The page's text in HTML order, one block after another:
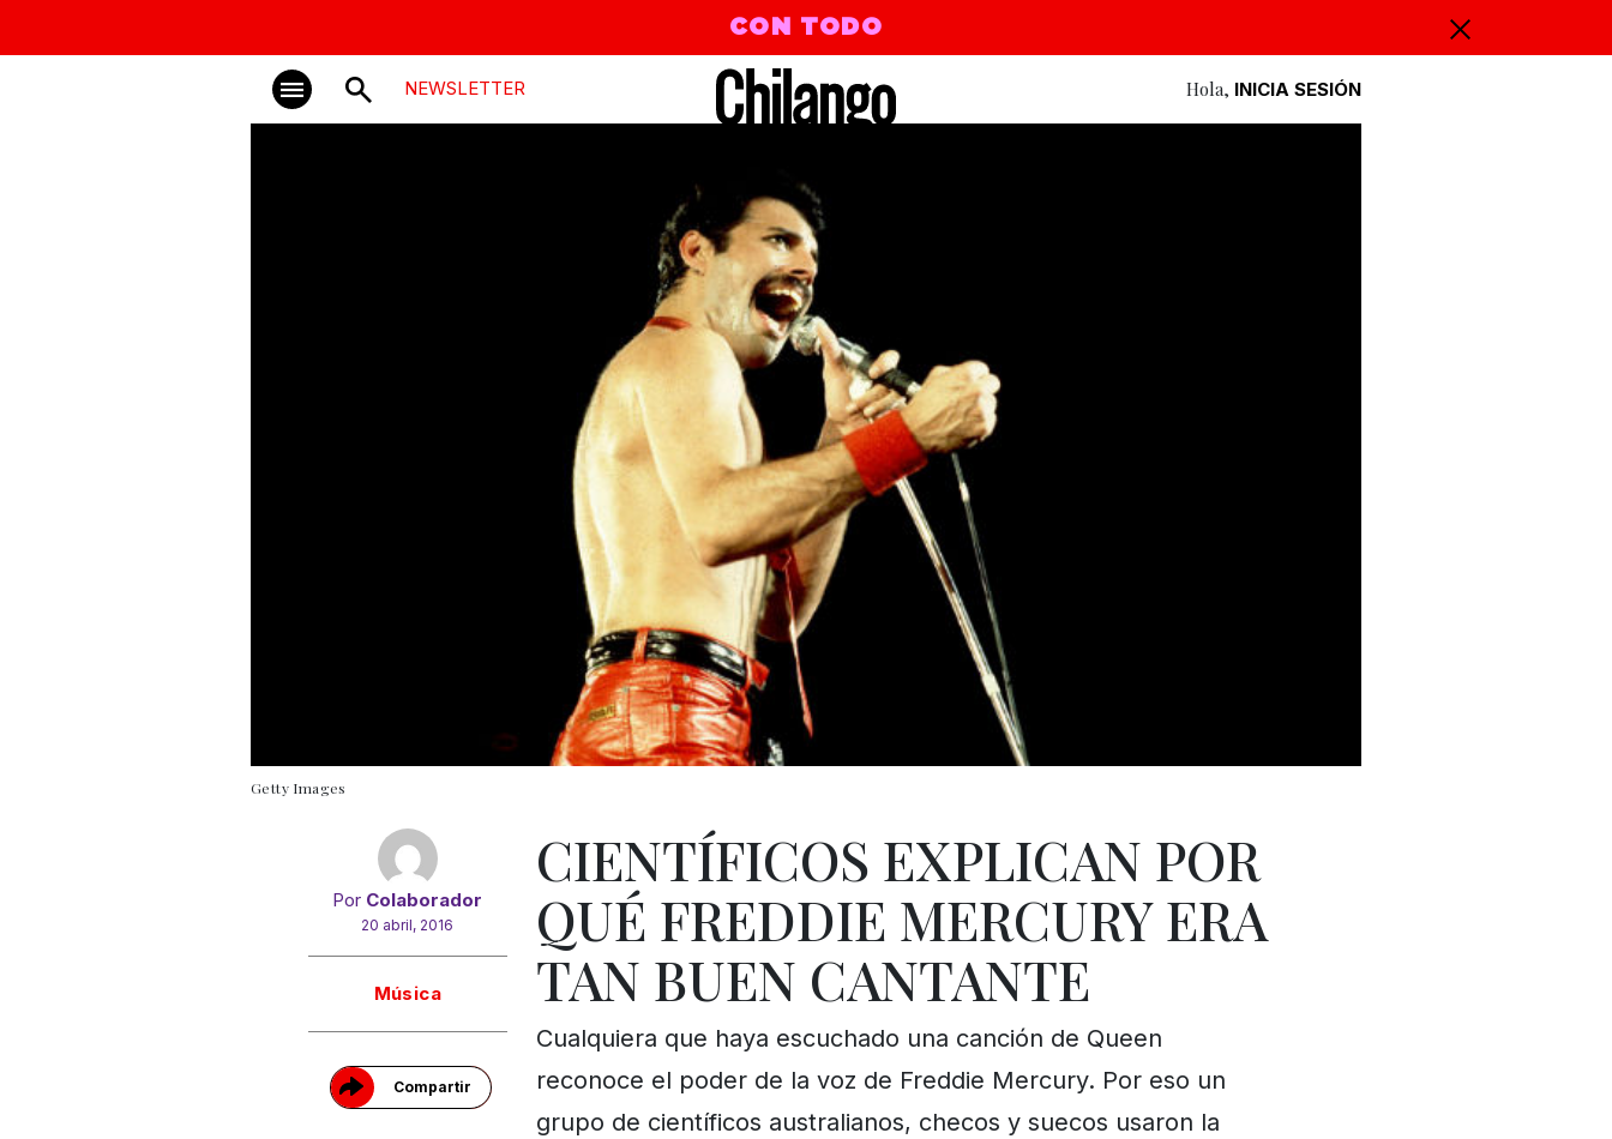
CON TODO
NEWSLETTER Hola, INICIA SESIÓN
Getty Images
Por Colaborador
20 abril, 2016
Música
Compartir
CIENTÍFICOS EXPLICAN POR
QUÉ FREDDIE MERCURY ERA
TAN BUEN CANTANTE
Cualquiera que haya escuchado una canción de Queen
reconoce el poder de la voz de Freddie Mercury. Por eso un
grupo de científicos australianos, checos y suecos usaron la